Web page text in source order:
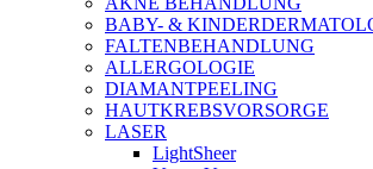
BABY- &
FALTENBEHANDLUNG
ALLERGOLOGIE
DIAMANTPEELING
HAUTKREBSVORSORGE
LASER
LightSheer